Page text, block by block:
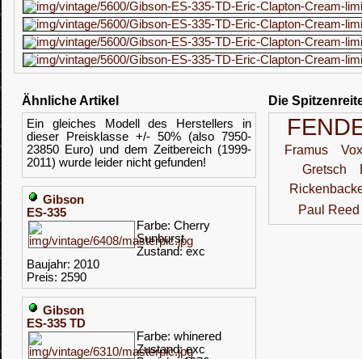
Ähnliche Artikel
Ein gleiches Modell des Herstellers in
dieser Preisklasse +/- 50% (also 7950-
23850 Euro) und dem Zeitbereich (1999-
2011) wurde leider nicht gefunden!
Gibson
ES-335
Farbe: Cherry
Sunburst
Zustand: exc
Baujahr: 2010
Preis: 2590
Gibson
ES-335 TD
Farbe: whinered
Zustand: exc
Die
Framus
Vox
Gretsch
Paul